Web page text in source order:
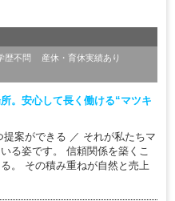
歴不問
産休・育休実績あり
。安心して長く働ける“マツキ
案ができる ／ それが私たちマ
る姿です。 信頼関係を築くこ
。 その積み重ねが自然と売上